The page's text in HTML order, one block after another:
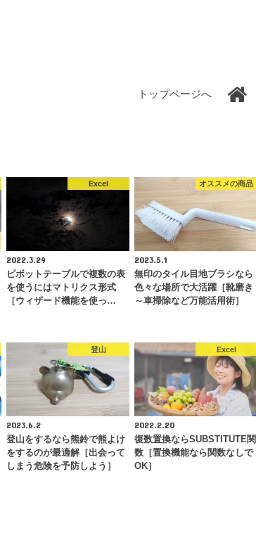
トップページへ
Excel
2022.3.29
ピボットテーブルで複数の表
を使うにはマトリクス形式
［ウィザード機能を使っ…
オススメの商品
2023.5.1
無印のタイル目地ブラシなら
色々な場所で大活躍［靴磨き
～車掃除など万能活用術］
登山
2023.6.2
登山をするなら熊鈴で熊よけ
をするのが最適解［出会って
しまう危険を予防しよう］
Excel
2022.2.20
復数置換ならSUBSTITUTE関
数［置換機能なら関数なしで
OK］